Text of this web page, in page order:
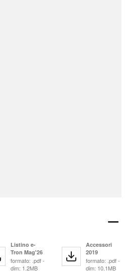
Listino e-
Tron Mag'26
formato: .pdf -
dim: 1.2MB
Accessori
2019
formato: .pdf -
dim: 10.1MB